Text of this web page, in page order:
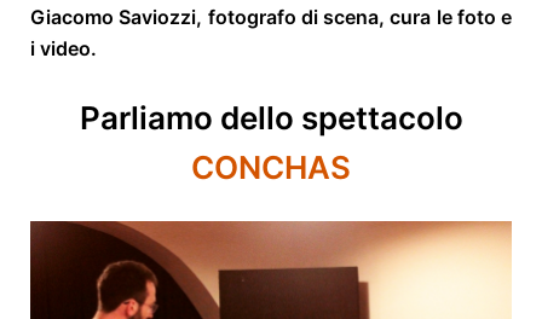
Giacomo Saviozzi, fotografo di scena, cura le foto e
i video.
Parliamo dello spettacolo
CONCHAS